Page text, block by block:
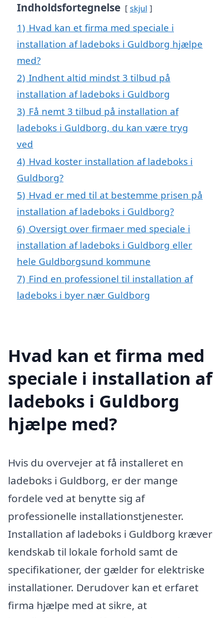
Indholdsfortegnelse skjul
1) Hvad kan et firma med speciale i
installation af ladeboks i Guldborg hjælpe
med?
2) Indhent altid mindst 3 tilbud på
installation af ladeboks i Guldborg
3) Få nemt 3 tilbud på installation af
ladeboks i Guldborg, du kan være tryg
ved
4) Hvad koster installation af ladeboks i
Guldborg?
5) Hvad er med til at bestemme prisen på
installation af ladeboks i Guldborg?
6) Oversigt over firmaer med speciale i
installation af ladeboks i Guldborg eller
hele Guldborgsund kommune
7) Find en professionel til installation af
ladeboks i byer nær Guldborg
Hvad kan et firma med
speciale i installation af
ladeboks i Guldborg
hjælpe med?
Hvis du overvejer at få installeret en
ladeboks i Guldborg, er der mange
fordele ved at benytte sig af
professionelle installationstjenester.
Installation af ladeboks i Guldborg kræver
kendskab til lokale forhold samt de
specifikationer, der gælder for elektriske
installationer. Derudover kan et erfaret
firma hjælpe med at sikre, at